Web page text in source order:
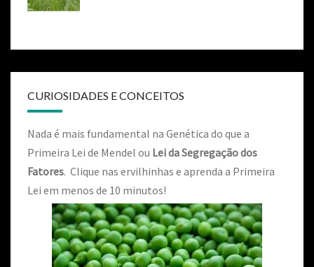
CURIOSIDADES E CONCEITOS
Nada é mais fundamental na Genética do que a
Primeira Lei de Mendel ou Lei da Segregação dos
Fatores. Clique nas ervilhinhas e aprenda a Primeira
Lei em menos de 10 minutos!